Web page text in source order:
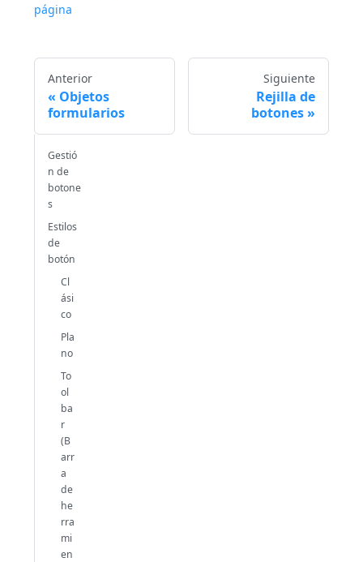
página
Anterior
Objetos
formularios
Siguiente
Rejilla de
botones
Gestió
n de
botone
s
Estilos
de
botón
Cl
ási
co
Pla
no
To
ol
ba
r
(B
arr
a
de
he
rra
mi
en